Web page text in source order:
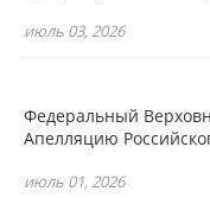
июль 03, 2026
Федеральный
Апелляцию
июль 01, 2026